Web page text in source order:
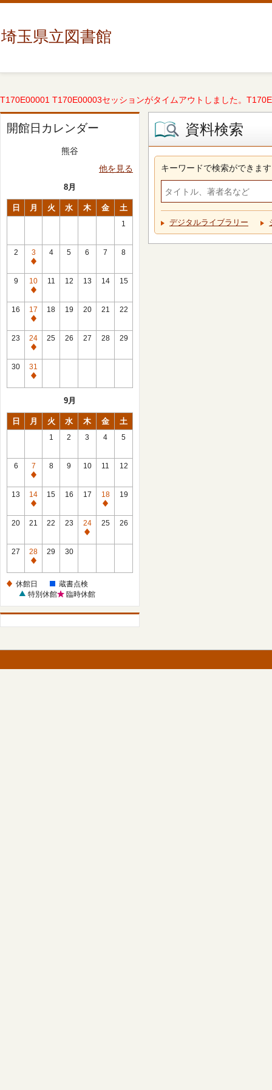
埼玉県立図書館
T170E00001 T170E00003セッションがタイムアウトしました。
開館日カレンダー
熊谷
他を見る
8月
日 月 火 水 木 金 土
1
2
3
休
館
日
4 5 6 7 8
9
10
休
館
日
11 12 13 14 15
16
17
休
館
日
18 19 20 21 22
23
24
休
館
日
25 26 27 28 29
30
31
休
9月
日 月 火 水 木 金 土
1 2 3 4 5
6
7
休
館
日
8 9 10 11 12
13
14
休
館
15 16 17
18
休
館
19
20 21 22 23
24
休
25 26
27
28
休
日
29 30
休館日
蔵書点検
特別休館
臨時休館
資料検索
キーワードで検索ができます
デジタルライブラリー